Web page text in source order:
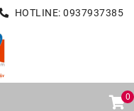
HOTLINE: 0937937385
0